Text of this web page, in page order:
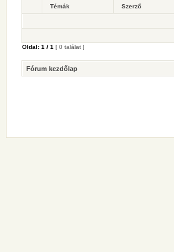
Témák Szerző
Oldal: 1 / 1 [ 0 találat ]
Fórum kezdőlap